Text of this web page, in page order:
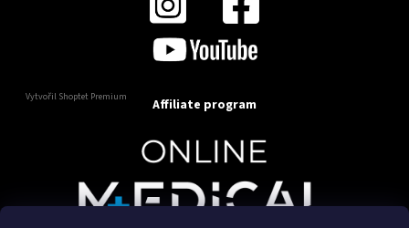
Vytvořil Shoptet Premium Affiliate program